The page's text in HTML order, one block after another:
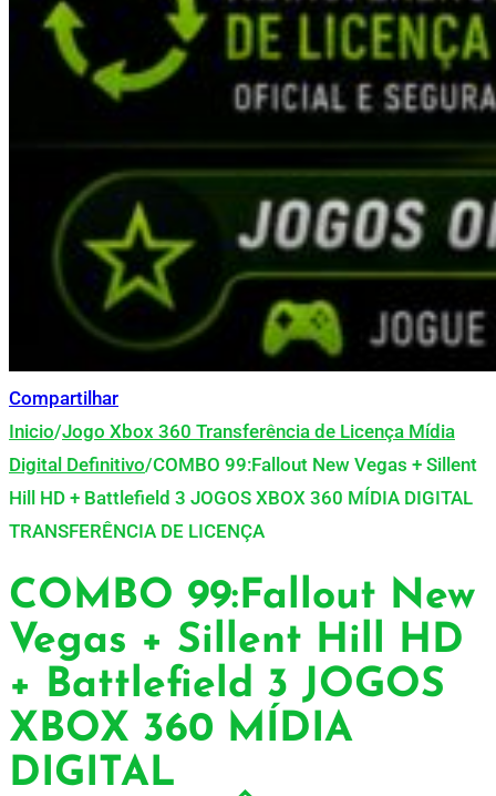
Compartilhar
Inicio/Jogo Xbox 360 Transferência de Licença Mídia
Digital Definitivo/COMBO 99:Fallout New Vegas + Sillent
Hill HD + Battlefield 3 JOGOS XBOX 360 MÍDIA DIGITAL
TRANSFERÊNCIA DE LICENÇA
COMBO 99:Fallout New
Vegas + Sillent Hill HD
+ Battlefield 3 JOGOS
XBOX 360 MÍDIA
DIGITAL